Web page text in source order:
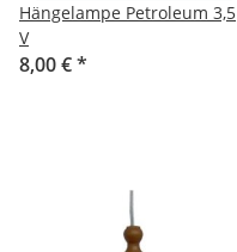
Hängelampe Petroleum 3,5
V
8,00 €*